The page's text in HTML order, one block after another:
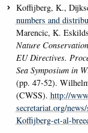
Koffijberg, K.,
numbers and
Marencic, K.
Nature
EU Directives.
Sea Symposium in
(pp. 47-52).
(CWSS). http://
secretariat.org/
Koffijberg-et-al-